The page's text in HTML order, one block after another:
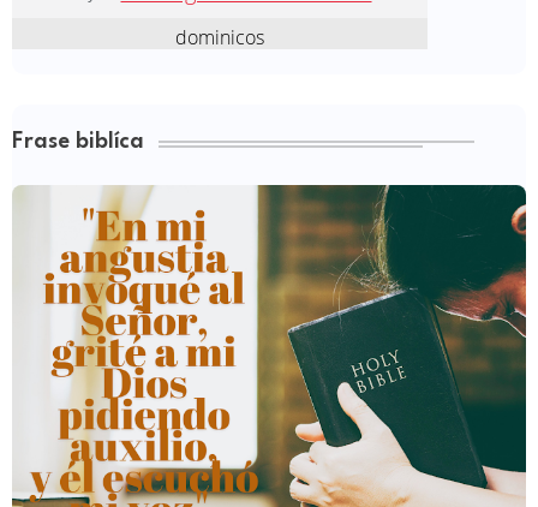
Frase biblíca